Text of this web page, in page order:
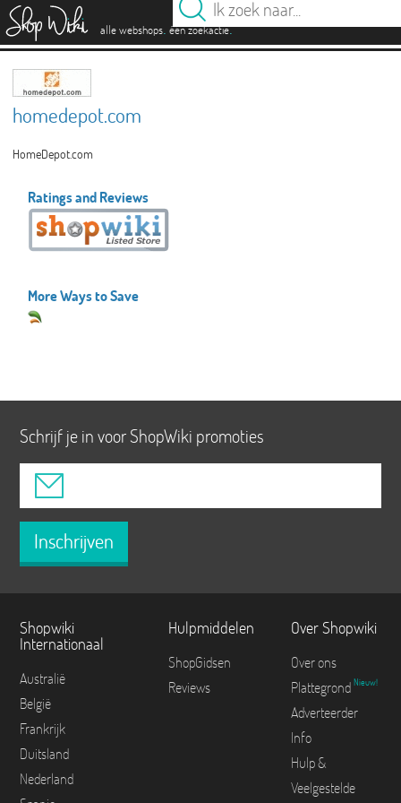
alle webshops. één zoekactie.
homedepot.com
HomeDepot.com
Ratings and Reviews
More Ways to Save
Schrijf je in voor ShopWiki promoties
Inschrijven
Shopwiki
Internationaal
Australië
België
Frankrijk
Duitsland
Nederland
Hulpmiddelen
ShopGidsen
Reviews
Over Shopwiki
Over ons
Plattegrond Nieuw!
Adverteerder
Info
Hulp &
Veelgestelde